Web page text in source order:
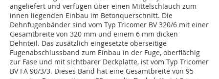
angeliefert und verfügen über einen Mittelschlauch zum
innen liegenden Einbau im Betonquerschnitt. Die
Dehnfugenbänder sind vom Typ Tricomer BV 320/6 mit einer
Gesamtbreite von 320 mm und einem 6 mm dicken
Dehnteil. Das zusätzlich eingesetzte oberseitige
Fugenabschlussband zum Einbau in der Fuge, oberflächig
zur Fase und mit sichtbarer Deckplatte, ist vom Typ Tricomer
BV FA 90/3/3. Dieses Band hat eine Gesamtbreite von 95